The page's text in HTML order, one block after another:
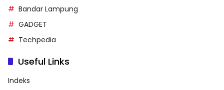
Bandar Lampung
GADGET
Techpedia
Useful Links
Indeks